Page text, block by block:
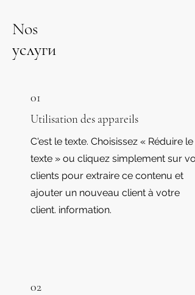
Nos
услуги
01
Utilisation des appareils
C'est le texte. Choisissez « Réduire le
texte » ou cliquez simplement sur vos
clients pour extraire ce contenu et
ajouter un nouveau client à votre
client. information.
02